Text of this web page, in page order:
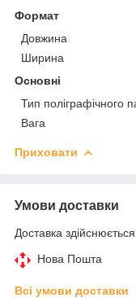
Формат
Довжина
Ширина
Основні
Тип поліграфічного
Вага
Приховати
Умови доставки
Доставка
Нова Пошта
Всі умови доставки